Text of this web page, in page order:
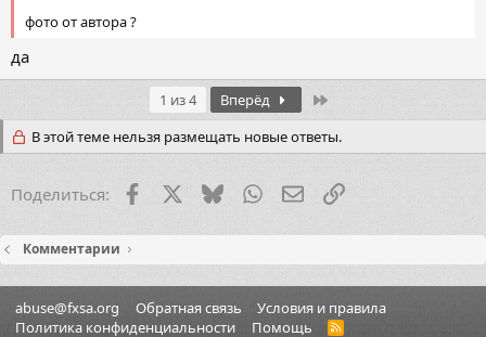
фото от автора ?
да
1 из 4 Вперёд
В этой теме нельзя размещать новые ответы.
Поделиться: FacebookX (Twitter)
BlueskyWhatsAppЭлектронная почта
Ссылка
Комментарии
abuse@fxsa.org Обратная связь
Условия и правила
Политика конфиденциальности
Помощь
R